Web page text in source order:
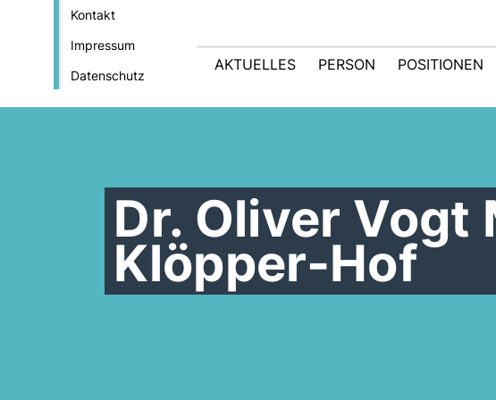
Kontakt
Impressum
Datenschutz
AKTUELLES PERSON POSITIONEN
Dr. Oliver Vogt
Klöpper-Hof